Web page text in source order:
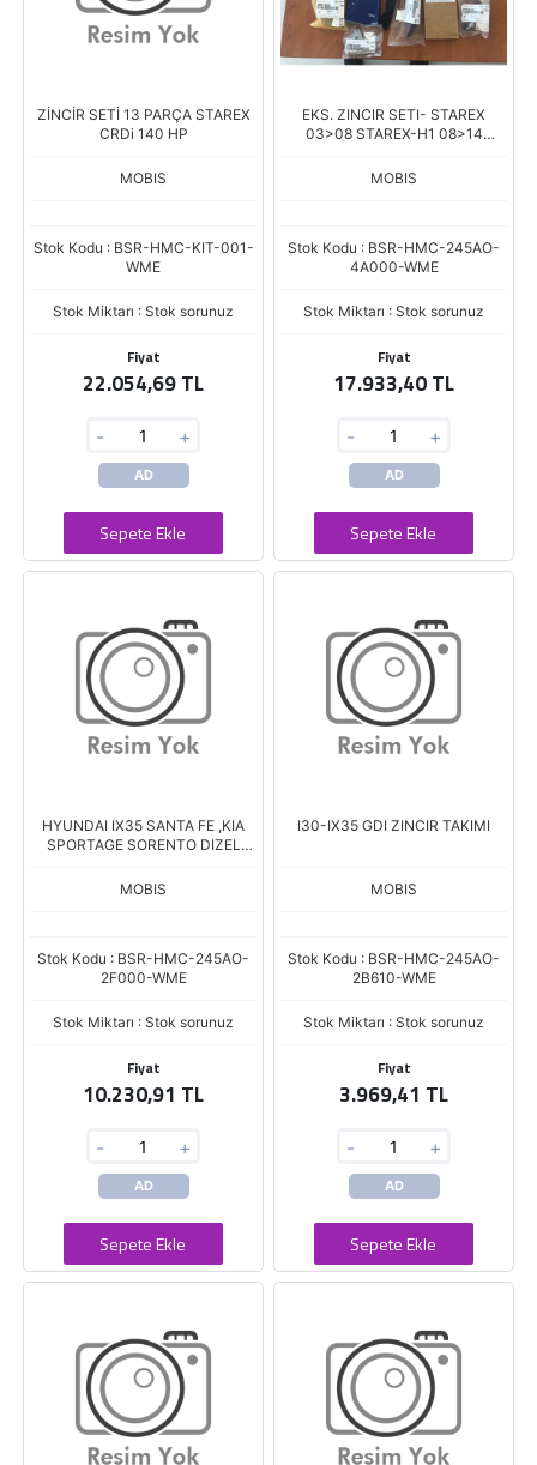
ZİNCİR SETİ 13 PARÇA STAREX
CRDi 140 HP
MOBIS
Stok Kodu : BSR-HMC-KIT-001-
WME
Stok Miktarı : Stok sorunuz
Fiyat
22.054,69 TL
- +
AD
Sepete Ekle
EKS. ZINCIR SETI- STAREX
03>08 STAREX-H1 08>14
PARCA**
MOBIS
Stok Kodu : BSR-HMC-245AO-
4A000-WME
Stok Miktarı : Stok sorunuz
Fiyat
17.933,40 TL
- +
AD
Sepete Ekle
HYUNDAI IX35 SANTA FE ,KIA
SPORTAGE SORENTO DIZEL
MOBIS
Stok Kodu : BSR-HMC-245AO-
2F000-WME
Stok Miktarı : Stok sorunuz
Fiyat
10.230,91 TL
- +
AD
Sepete Ekle
I30-IX35 GDI ZINCIR TAKIMI
MOBIS
Stok Kodu : BSR-HMC-245AO-
2B610-WME
Stok Miktarı : Stok sorunuz
Fiyat
3.969,41 TL
- +
AD
Sepete Ekle